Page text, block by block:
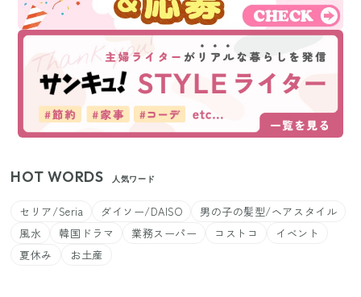
HOT WORDS 人気ワード
セリア/Seria ダイソー/DAISO
男の子の髪型/ヘアスタイル
風水
韓国ドラマ 業務スーパー コストコ
イベント
夏休み
お土産